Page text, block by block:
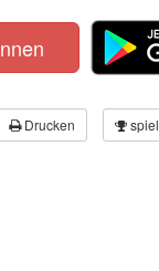
Drucken